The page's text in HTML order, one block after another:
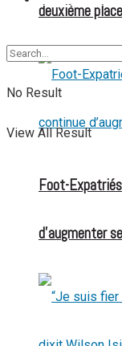
deuxième place
Foot-
d’augmenter
No Result
View All Result